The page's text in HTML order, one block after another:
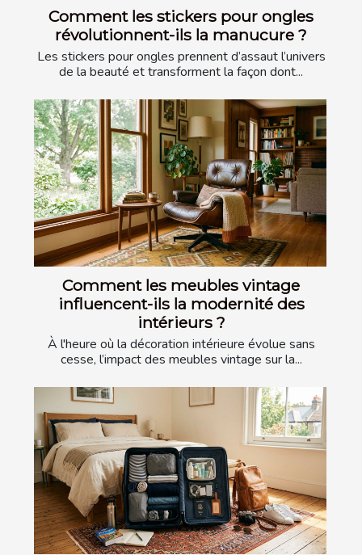
Comment les stickers pour ongles
révolutionnent-ils la manucure ?
Les stickers pour ongles prennent d’assaut l’univers
de la beauté et transforment la façon dont...
Comment les meubles vintage
influencent-ils la modernité des
intérieurs ?
À l'heure où la décoration intérieure évolue sans
cesse, l’impact des meubles vintage sur la...